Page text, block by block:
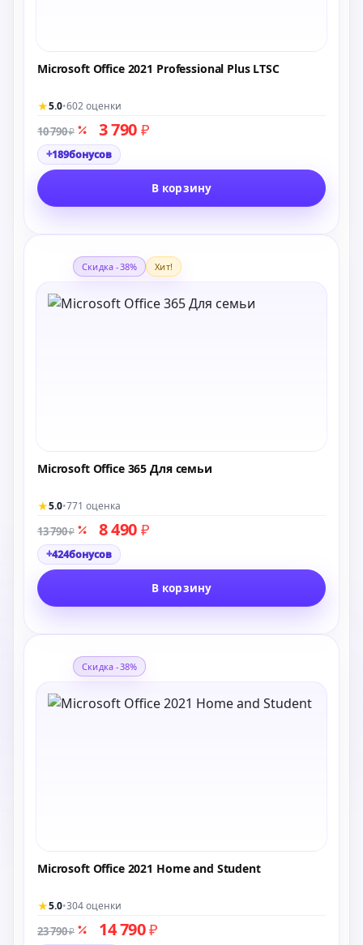
Microsoft Office 2021 Professional Plus LTSC
★5.0•602 оценки
10 790₽ 3 790 ₽
+189бонусов
В корзину
Скидка -38% Хит!
Microsoft Office 365 Для семьи
★5.0•771 оценка
13 790₽ 8 490 ₽
+424бонусов
В корзину
Скидка -38%
Microsoft Office 2021 Home and Student
★5.0•304 оценки
23 790₽ 14 790₽